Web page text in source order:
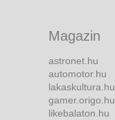
Magazin
astronet.hu
automotor.hu
lakaskultura.hu
gamer.origo.hu
likebalaton.hu